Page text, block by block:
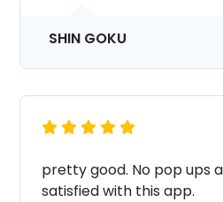
SHIN GOKU
pretty good. No pop ups
satisfied with this app.